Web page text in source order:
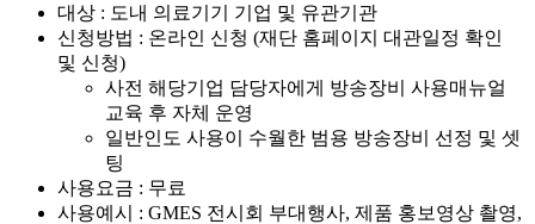
대상 : 도내 의료기기 기업 및 유관기관
신청방법 : 온라인 신청 (재단 홈페이지 대관일정 확인
및 신청)
사전 해당기업 담당자에게 방송장비 사용매뉴얼
교육 후 자체 운영
일반인도 사용이 수월한 범용 방송장비 선정 및 셋
팅
사용요금 : 무료
사용예시 : GMES 전시회 부대행사, 제품 홍보영상 촬영,